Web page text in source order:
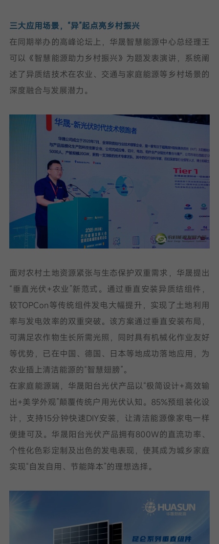
三大应用场景，“异”起点亮乡村振兴
在同期举办的高峰论坛上，华晟智慧能源中心总经理王
可以《智慧能源助力乡村振兴》为题发表演讲，系统阐
述了异质结技术在农业、交通与家庭能源等乡村场景的
深度融合与发展潜力。
面对农村土地资源紧张与生态保护双重需求，华晟提出
“垂直光伏+农业”新范式。通过垂直安装异质结组件，
较TOPCon等传统组件发电大幅提升，实现了土地利用
率与发电效率的双重突破。该方案通过垂直安装布局，
可满足农作物生长所需光照，同时具有机械化作业友好
等优势，已在中国、德国、日本等地成功落地应用，为
农业插上清洁能源的“智慧翅膀”。
在家庭能源端，华晟阳台光伏产品以“极简设计+高效输
出+美学外观”颠覆传统户用光伏认知。85%预组装化设
计，支持15分钟快速DIY安装，让清洁能源像家电一样
便捷可及。华晟阳台光伏产品拥有800W的直流功率、
个性化色彩定制及出色的发电表现，使其成为城乡家庭
实现“自发自用、节能降本”的理想选择。